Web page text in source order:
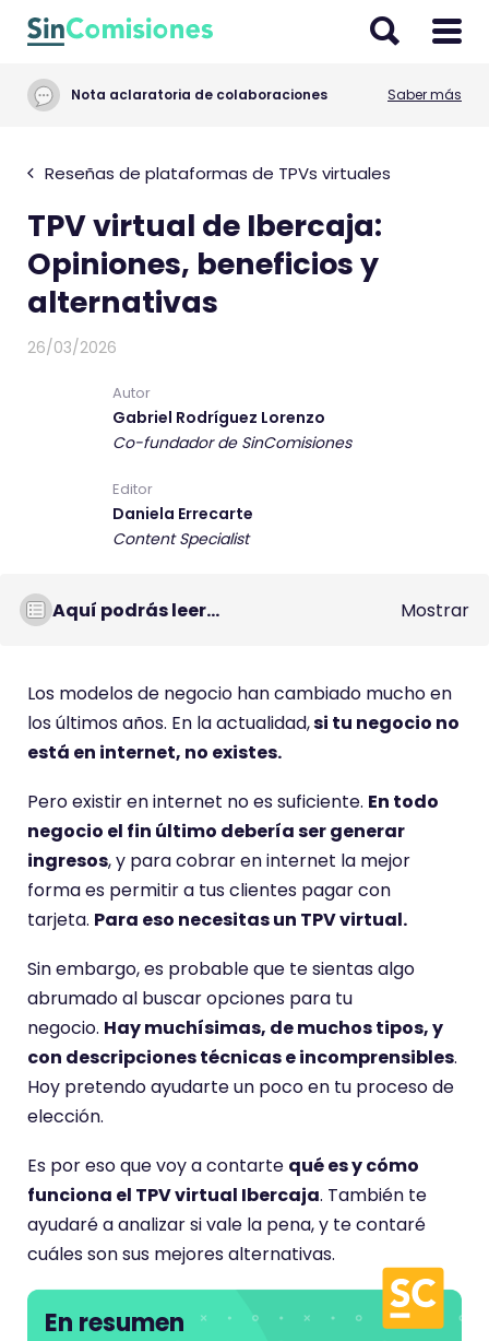
Nota aclaratoria de colaboraciones Saber más
Reseñas de plataformas de TPVs virtuales
TPV virtual de Ibercaja:
Opiniones, beneficios y
alternativas
26/03/2026
Autor
Gabriel Rodríguez Lorenzo
Co-fundador de SinComisiones
Editor
Daniela Errecarte
Content Specialist
Aquí podrás leer... Mostrar
Los modelos de negocio han cambiado mucho en
los últimos años. En la actualidad,si tu negocio no
está en internet, no existes.
Pero existir en internet no es suficiente. En todo
negocio el fin último debería ser generar
ingresos, y para cobrar en internet la mejor
forma es permitir a tus clientes pagar con
tarjeta. Para eso necesitas un TPV virtual.
Sin embargo, es probable que te sientas algo
abrumado al buscar opciones para tu
negocio. Hay muchísimas, de muchos tipos, y
con descripciones técnicas e incomprensibles.
Hoy pretendo ayudarte un poco en tu proceso de
elección.
Es por eso que voy a contarte qué es y cómo
funciona el TPV virtual Ibercaja. También te
ayudaré a analizar si vale la pena, y te contaré
cuáles son sus mejores alternativas.
En resumen